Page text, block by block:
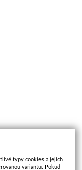
typy cookies a jejich
variantu. Pokud